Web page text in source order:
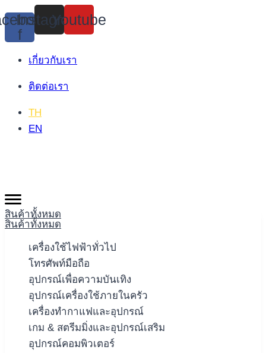
Skip
to
content
f
Instagram
Youtube
เกี่ยวกับเรา
ติดต่อเรา
TH
EN
สินค้าทั้งหมด
สินค้าทั้งหมด
เครื่องใช้ไฟฟ้าทั่วไป
โทรศัพท์มือถือ
อุปกรณ์เพื่อความบันเทิง
อุปกรณ์เครื่องใช้ภายในครัว
เครื่องทำกาแฟและอุปกรณ์
เกม & สตรีมมิ่งและอุปกรณ์เสริม
อุปกรณ์คอมพิวเตอร์